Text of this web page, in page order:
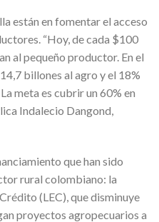
están en fomentar el acceso
“Hoy, de cada $100
al pequeño productor. En el
billones al agro y el 18%
meta es cubrir un 60% en
Indalecio Dangond,
que han sido
rural colombiano: la
(LEC), que disminuye
proyectos agropecuarios a